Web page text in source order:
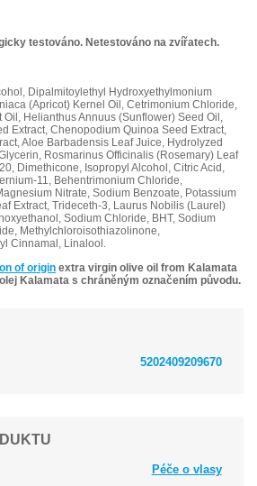
testováno. Netestováno na zvířatech.
Dipalmitoylethyl Hydroxyethylmonium
(Apricot) Kernel Oil, Cetrimonium Chloride,
Helianthus Annuus (Sunflower) Seed Oil,
Extract, Chenopodium Quinoa Seed Extract,
Aloe Barbadensis Leaf Juice, Hydrolyzed
Rosmarinus Officinalis (Rosemary) Leaf
Dimethicone, Isopropyl Alcohol, Citric Acid,
11, Behentrimonium Chloride,
Nitrate, Sodium Benzoate, Potassium
Extract, Trideceth-3, Laurus Nobilis (Laurel)
Sodium Chloride, BHT, Sodium
Methylchloroisothiazolinone,
Cinnamal, Linalool.
of origin extra virgin olive oil from Kalamata
Kalamata s chráněným označením původu.
5202409209670
Péče o vlasy